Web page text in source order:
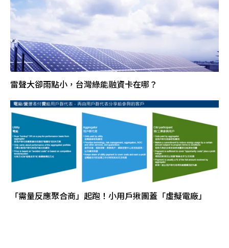
雷聲大卻雨點小，台灣綠能融資卡在哪？
「需量反應聚合商」起跑！小用戶揪團蓋「虛擬電廠」